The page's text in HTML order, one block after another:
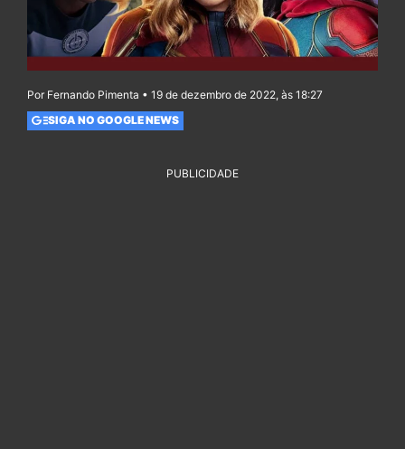
Por Fernando Pimenta • 19 de dezembro de 2022, às 18:27
SIGA NO GOOGLE NEWS
PUBLICIDADE